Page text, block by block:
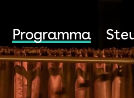
Programma